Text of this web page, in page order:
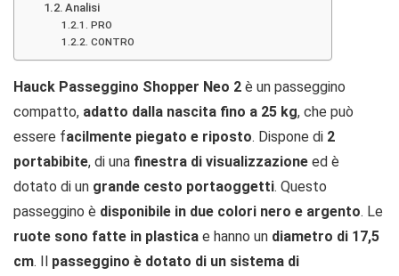
Analisi
PRO
CONTRO
Hauck Passeggino Shopper Neo 2 è un passeggino
compatto, adatto dalla nascita fino a 25 kg, che può
essere facilmente piegato e riposto. Dispone di 2
portabibite, di una finestra di visualizzazione ed è
dotato di un grande cesto portaoggetti. Questo
passeggino è disponibile in due colori nero e argento. Le
ruote sono fatte in plastica e hanno un diametro di 17,5
cm. Il passeggino è dotato di un sistema di